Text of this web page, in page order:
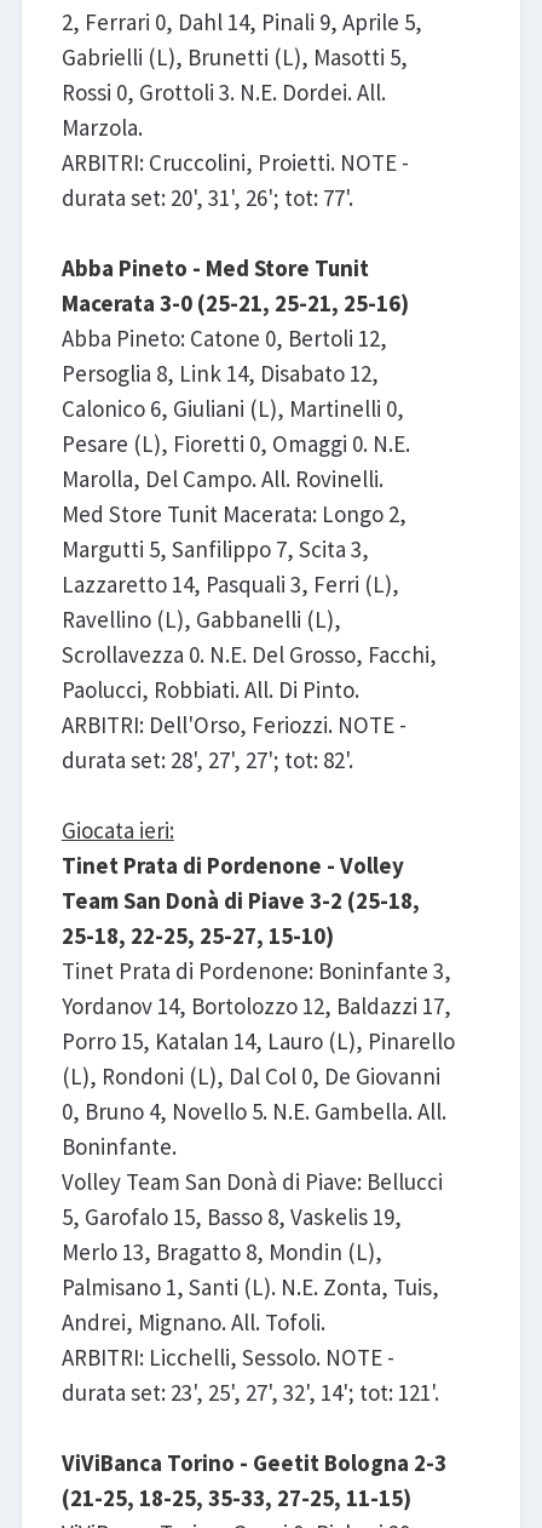
2, Ferrari 0, Dahl 14, Pinali 9, Aprile 5,
Gabrielli (L), Brunetti (L), Masotti 5,
Rossi 0, Grottoli 3. N.E. Dordei. All.
Marzola.
ARBITRI: Cruccolini, Proietti. NOTE -
durata set: 20', 31', 26'; tot: 77'.
Abba Pineto - Med Store Tunit
Macerata 3-0 (25-21, 25-21, 25-16)
Abba Pineto: Catone 0, Bertoli 12,
Persoglia 8, Link 14, Disabato 12,
Calonico 6, Giuliani (L), Martinelli 0,
Pesare (L), Fioretti 0, Omaggi 0. N.E.
Marolla, Del Campo. All. Rovinelli.
Med Store Tunit Macerata: Longo 2,
Margutti 5, Sanfilippo 7, Scita 3,
Lazzaretto 14, Pasquali 3, Ferri (L),
Ravellino (L), Gabbanelli (L),
Scrollavezza 0. N.E. Del Grosso, Facchi,
Paolucci, Robbiati. All. Di Pinto.
ARBITRI: Dell'Orso, Feriozzi. NOTE -
durata set: 28', 27', 27'; tot: 82'.
Giocata ieri:
Tinet Prata di Pordenone - Volley
Team San Donà di Piave 3-2 (25-18,
25-18, 22-25, 25-27, 15-10)
Tinet Prata di Pordenone: Boninfante 3,
Yordanov 14, Bortolozzo 12, Baldazzi 17,
Porro 15, Katalan 14, Lauro (L), Pinarello
(L), Rondoni (L), Dal Col 0, De Giovanni
0, Bruno 4, Novello 5. N.E. Gambella. All.
Boninfante.
Volley Team San Donà di Piave: Bellucci
5, Garofalo 15, Basso 8, Vaskelis 19,
Merlo 13, Bragatto 8, Mondin (L),
Palmisano 1, Santi (L). N.E. Zonta, Tuis,
Andrei, Mignano. All. Tofoli.
ARBITRI: Licchelli, Sessolo. NOTE -
durata set: 23', 25', 27', 32', 14'; tot: 121'.
ViViBanca Torino - Geetit Bologna 2-3
(21-25, 18-25, 35-33, 27-25, 11-15)